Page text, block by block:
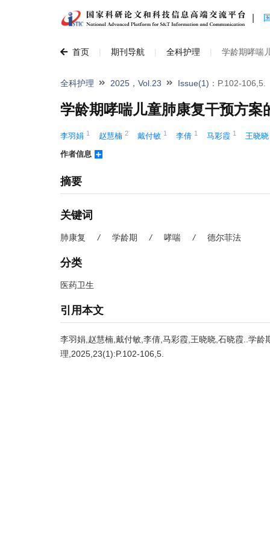
首页 期刊导航 全科护理 学龄期哮喘
全科护理 2025，Vol.23 Issue(1) ：P.102-106,5.
学龄期哮喘儿童肺康复干预方案
李羽娟 1 赵慧楠 2 戴付敏 1 李倩 1 马彩霞 1
王晓
作者信息
摘要
关键词
肺康复 / 学龄期 / 哮喘 / 德尔菲法
分类
医药卫生
引用本文
李羽娟,赵慧楠,戴付敏,李倩,马彩霞,王晓晓,石晓霞..学
理,2025,23(1):P.102-106,5.